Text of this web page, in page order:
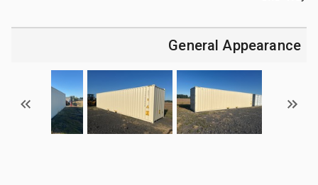
General Appearance